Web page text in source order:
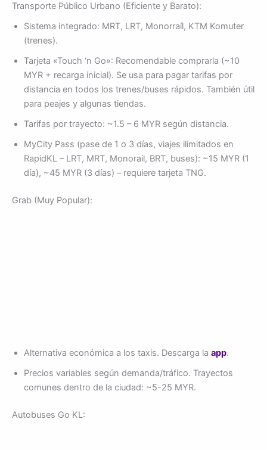
Transporte Público Urbano (Eficiente y Barato):
Sistema integrado: MRT, LRT, Monorraíl, KTM Komuter
(trenes).
Tarjeta «Touch ‘n Go»: Recomendable comprarla (~10
MYR + recarga inicial). Se usa para pagar tarifas por
distancia en todos los trenes/buses rápidos. También útil
para peajes y algunas tiendas.
Tarifas por trayecto: ~1.5 – 6 MYR según distancia.
MyCity Pass (pase de 1 o 3 días, viajes ilimitados en
RapidKL – LRT, MRT, Monorail, BRT, buses): ~15 MYR (1
día), ~45 MYR (3 días) – requiere tarjeta TNG.
Grab (Muy Popular):
Alternativa económica a los taxis. Descarga la app.
Precios variables según demanda/tráfico. Trayectos
comunes dentro de la ciudad: ~5-25 MYR.
Autobuses Go KL: